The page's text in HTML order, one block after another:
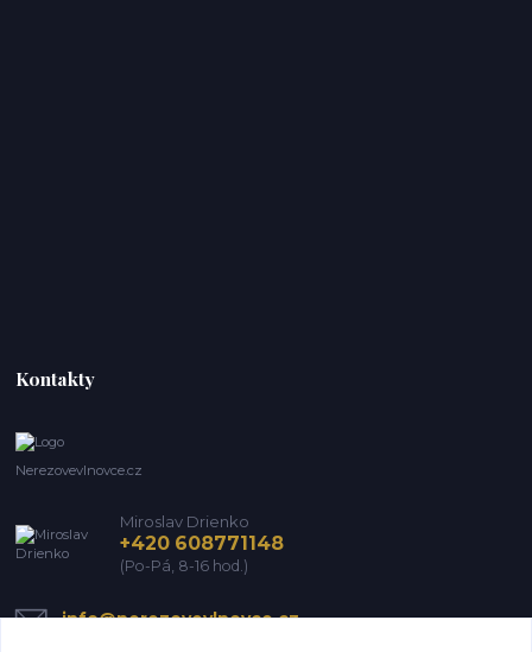
Kontakty
Nerezovevlnovce.cz
Miroslav Drienko
+420 608771148
(Po-Pá, 8-16 hod.)
info@nerezovevlnovce.cz